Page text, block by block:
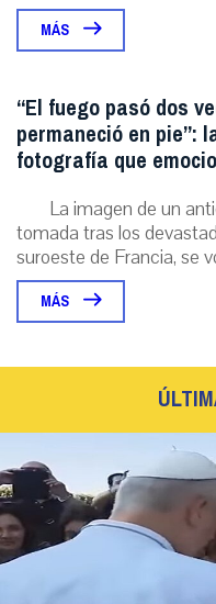
MÁS
“El fuego pasó dos
permaneció en
fotografía que
La imagen de un
tomada tras los
suroeste de Francia, se
MÁS